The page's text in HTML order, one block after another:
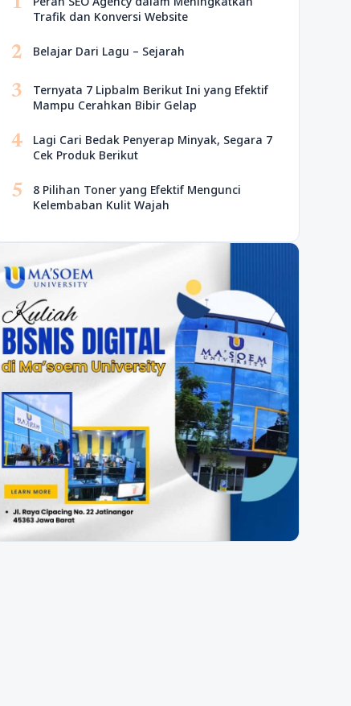
Trafik dan Konversi Website
2 Belajar Dari Lagu – Sejarah
3
Ternyata 7 Lipbalm Berikut Ini yang Efektif
Mampu Cerahkan Bibir Gelap
4
Lagi Cari Bedak Penyerap Minyak, Segara 7
Cek Produk Berikut
5
8 Pilihan Toner yang Efektif Mengunci
Kelembaban Kulit Wajah